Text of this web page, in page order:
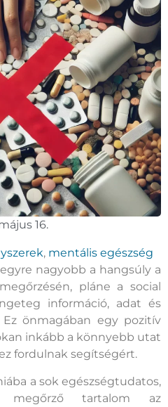
16.
, mentális egészség
nagyobb a hangsúly a
pláne a social
információ, adat és
önmagában egy pozitív
inkább a könnyebb utat
fordulnak segítségért.
a sok egészségtudatos,
megőrző tartalom az